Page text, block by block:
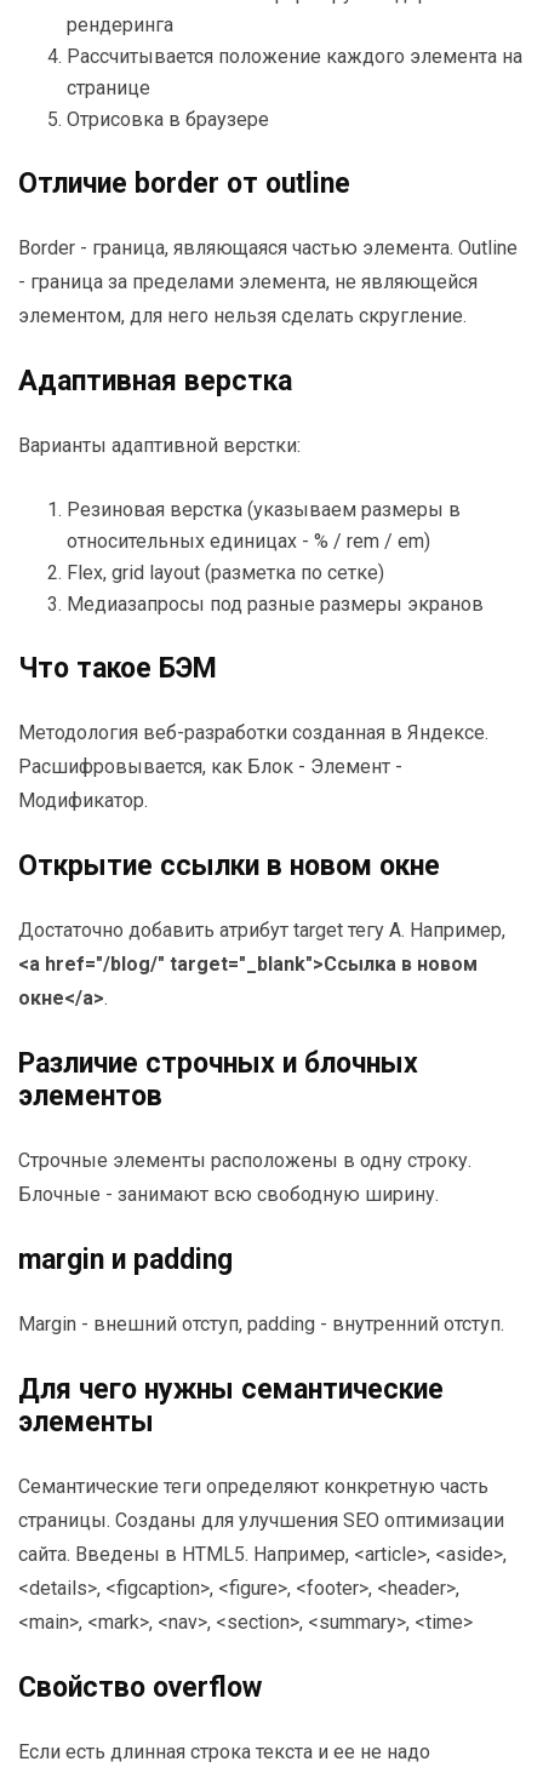
рендеринга
Рассчитывается положение каждого элемента на
странице
Отрисовка в браузере
Отличие border от outline
Border - граница, являющаяся частью элемента. Outline
- граница за пределами элемента, не являющейся
элементом, для него нельзя сделать скругление.
Адаптивная верстка
Варианты адаптивной верстки:
Резиновая верстка (указываем размеры в
относительных единицах - % / rem / em)
Flex, grid layout (разметка по сетке)
Медиазапросы под разные размеры экранов
Что такое БЭМ
Методология веб-разработки созданная в Яндексе.
Расшифровывается, как Блок - Элемент -
Модификатор.
Открытие ссылки в новом окне
Достаточно добавить атрибут target тегу А. Например,
<a href="/blog/" target="_blank">Ссылка в новом
окне</a>.
Различие строчных и блочных
элементов
Строчные элементы расположены в одну строку.
Блочные - занимают всю свободную ширину.
margin и padding
Margin - внешний отступ, padding - внутренний отступ.
Для чего нужны семантические
элементы
Семантические теги определяют конкретную часть
страницы. Созданы для улучшения SEO оптимизации
сайта. Введены в HTML5. Например, <article>, <aside>,
<details>, <figcaption>, <figure>, <footer>, <header>,
<main>, <mark>, <nav>, <section>, <summary>, <time>
Свойство overflow
Если есть длинная строка текста и ее не надо